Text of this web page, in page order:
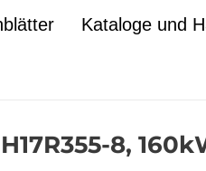
Kataloge und
8,